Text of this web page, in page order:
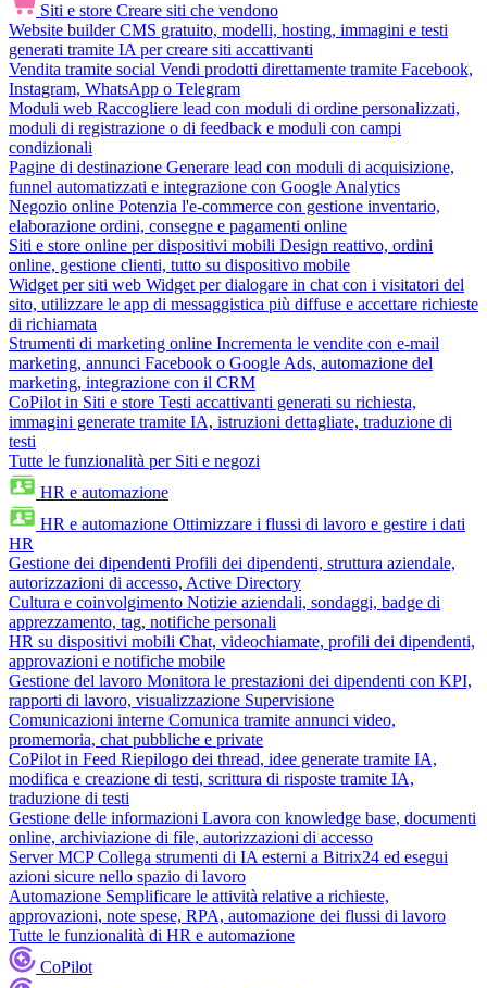
Siti e store Creare siti che vendono
Website builder CMS gratuito, modelli, hosting, immagini e testi
generati tramite IA per creare siti accattivanti
Vendita tramite social Vendi prodotti direttamente tramite Facebook,
Instagram, WhatsApp o Telegram
Moduli web Raccogliere lead con moduli di ordine personalizzati,
moduli di registrazione o di feedback e moduli con campi
condizionali
Pagine di destinazione Generare lead con moduli di acquisizione,
funnel automatizzati e integrazione con Google Analytics
Negozio online Potenzia l'e-commerce con gestione inventario,
elaborazione ordini, consegne e pagamenti online
Siti e store online per dispositivi mobili Design reattivo, ordini
online, gestione clienti, tutto su dispositivo mobile
Widget per siti web Widget per dialogare in chat con i visitatori del
sito, utilizzare le app di messaggistica più diffuse e accettare richieste
di richiamata
Strumenti di marketing online Incrementa le vendite con e-mail
marketing, annunci Facebook o Google Ads, automazione del
marketing, integrazione con il CRM
CoPilot in Siti e store Testi accattivanti generati su richiesta,
immagini generate tramite IA, istruzioni dettagliate, traduzione di
testi
Tutte le funzionalità per Siti e negozi
HR e automazione
HR e automazione Ottimizzare i flussi di lavoro e gestire i dati
HR
Gestione dei dipendenti Profili dei dipendenti, struttura aziendale,
autorizzazioni di accesso, Active Directory
Cultura e coinvolgimento Notizie aziendali, sondaggi, badge di
apprezzamento, tag, notifiche personali
HR su dispositivi mobili Chat, videochiamate, profili dei dipendenti,
approvazioni e notifiche mobile
Gestione del lavoro Monitora le prestazioni dei dipendenti con KPI,
rapporti di lavoro, visualizzazione Supervisione
Comunicazioni interne Comunica tramite annunci video,
promemoria, chat pubbliche e private
CoPilot in Feed Riepilogo dei thread, idee generate tramite IA,
modifica e creazione di testi, scrittura di risposte tramite IA,
traduzione di testi
Gestione delle informazioni Lavora con knowledge base, documenti
online, archiviazione di file, autorizzazioni di accesso
Server MCP Collega strumenti di IA esterni a Bitrix24 ed esegui
azioni sicure nello spazio di lavoro
Automazione Semplificare le attività relative a richieste,
approvazioni, note spese, RPA, automazione dei flussi di lavoro
Tutte le funzionalità di HR e automazione
CoPilot